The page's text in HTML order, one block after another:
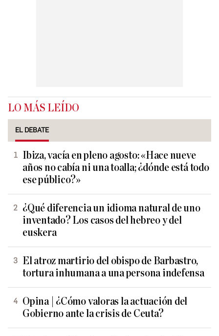
LO MÁS LEÍDO
EL DEBATE
Ibiza, vacía en pleno agosto: «Hace nueve
años no cabía ni una toalla; ¿dónde está todo
ese público?»
¿Qué diferencia un idioma natural de uno
inventado? Los casos del hebreo y del
euskera
El atroz martirio del obispo de Barbastro,
tortura inhumana a una persona indefensa
Opina | ¿Cómo valoras la actuación del
Gobierno ante la crisis de Ceuta?